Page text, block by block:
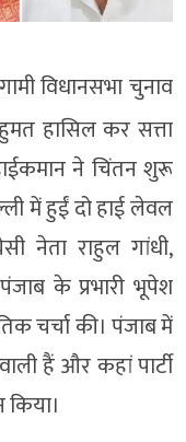
विधानसभा चुनाव
हासिल कर सत्ता
ने चिंतन शुरू
में हुईं दो हाई लेवल
नेता राहुल गांधी,
के प्रभारी भूपेश
चर्चा की। पंजाब में
हैं और कहां पार्टी